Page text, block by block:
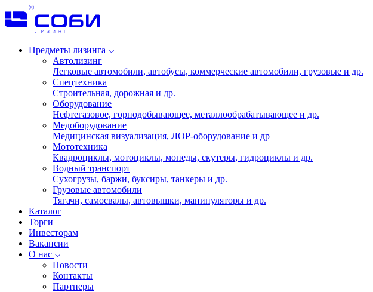
Предметы лизинга
Автолизинг
Легковые автомобили, автобусы, коммерческие автомобили, грузовые и др.
Спецтехника
Строительная, дорожная и др.
Оборудование
Нефтегазовое, горнодобывающее, металлообрабатывающее и др.
Медоборудование
Медицинская визуализация, ЛОР-оборудование и др
Мототехника
Квадроциклы, мотоциклы, мопеды, скутеры, гидроциклы и др.
Водный транспорт
Сухогрузы, баржи, буксиры, танкеры и др.
Грузовые автомобили
Тягачи, самосвалы, автовышки, манипуляторы и др.
Каталог
Торги
Инвесторам
Вакансии
О нас
Новости
Контакты
Партнеры